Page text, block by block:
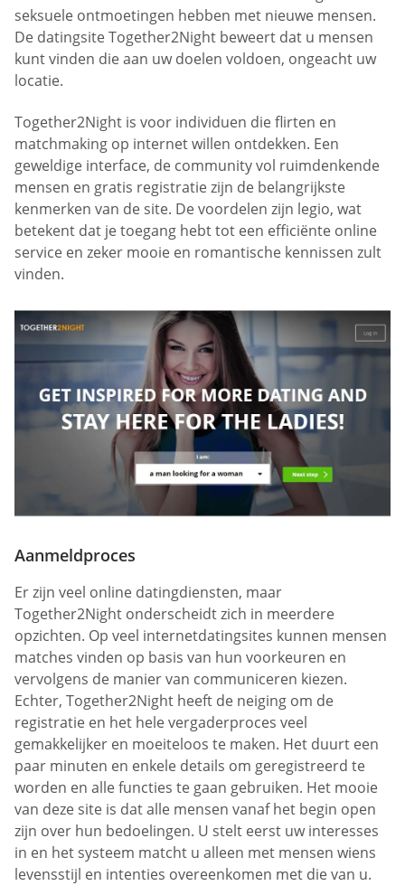
seksuele ontmoetingen hebben met nieuwe mensen.
De datingsite Together2Night beweert dat u mensen
kunt vinden die aan uw doelen voldoen, ongeacht uw
locatie.
Together2Night is voor individuen die flirten en
matchmaking op internet willen ontdekken. Een
geweldige interface, de community vol ruimdenkende
mensen en gratis registratie zijn de belangrijkste
kenmerken van de site. De voordelen zijn legio, wat
betekent dat je toegang hebt tot een efficiënte online
service en zeker mooie en romantische kennissen zult
vinden.
Aanmeldproces
Er zijn veel online datingdiensten, maar
Together2Night onderscheidt zich in meerdere
opzichten. Op veel internetdatingsites kunnen mensen
matches vinden op basis van hun voorkeuren en
vervolgens de manier van communiceren kiezen.
Echter, Together2Night heeft de neiging om de
registratie en het hele vergaderproces veel
gemakkelijker en moeiteloos te maken. Het duurt een
paar minuten en enkele details om geregistreerd te
worden en alle functies te gaan gebruiken. Het mooie
van deze site is dat alle mensen vanaf het begin open
zijn over hun bedoelingen. U stelt eerst uw interesses
in en het systeem matcht u alleen met mensen wiens
levensstijl en intenties overeenkomen met die van u.